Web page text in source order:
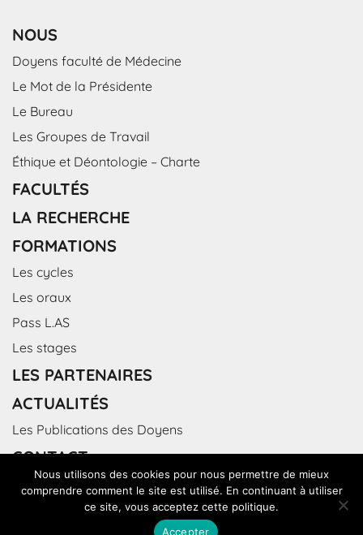
NOUS
Doyens faculté de Médecine
Le Mot de la Présidente
Le Bureau
Les Groupes de Travail
Éthique et Déontologie – Charte
FACULTÉS
LA RECHERCHE
FORMATIONS
Les cycles
Les oraux
Pass L.AS
Les stages
LES PARTENAIRES
ACTUALITÉS
Les Publications des Doyens
CONTACT
Nous utilisons des cookies pour nous permettre de mieux
comprendre comment le site est utilisé. En continuant à utiliser
ce site, vous acceptez cette politique.
Accepter